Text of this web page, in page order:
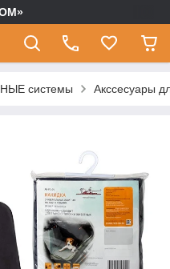
системы Акссесуары